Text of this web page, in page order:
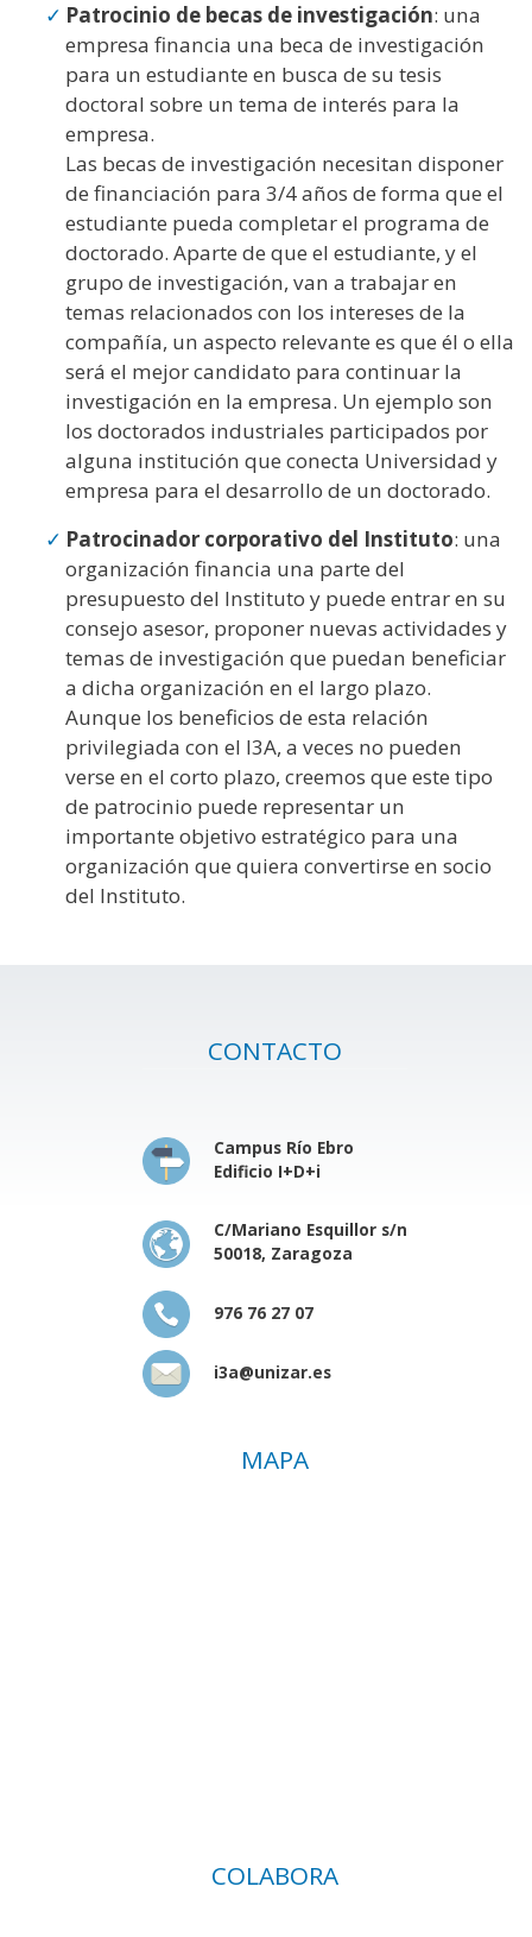
Patrocinio de becas de investigación: una
empresa financia una beca de investigación
para un estudiante en busca de su tesis
doctoral sobre un tema de interés para la
empresa.
Las becas de investigación necesitan disponer
de financiación para 3/4 años de forma que el
estudiante pueda completar el programa de
doctorado. Aparte de que el estudiante, y el
grupo de investigación, van a trabajar en
temas relacionados con los intereses de la
compañía, un aspecto relevante es que él o ella
será el mejor candidato para continuar la
investigación en la empresa. Un ejemplo son
los doctorados industriales participados por
alguna institución que conecta Universidad y
empresa para el desarrollo de un doctorado.
Patrocinador corporativo del Instituto: una
organización financia una parte del
presupuesto del Instituto y puede entrar en su
consejo asesor, proponer nuevas actividades y
temas de investigación que puedan beneficiar
a dicha organización en el largo plazo.
Aunque los beneficios de esta relación
privilegiada con el I3A, a veces no pueden
verse en el corto plazo, creemos que este tipo
de patrocinio puede representar un
importante objetivo estratégico para una
organización que quiera convertirse en socio
del Instituto.
CONTACTO
Campus Río Ebro
Edificio I+D+i
C/Mariano Esquillor s/n
50018, Zaragoza
976 76 27 07
i3a@unizar.es
MAPA
COLABORA